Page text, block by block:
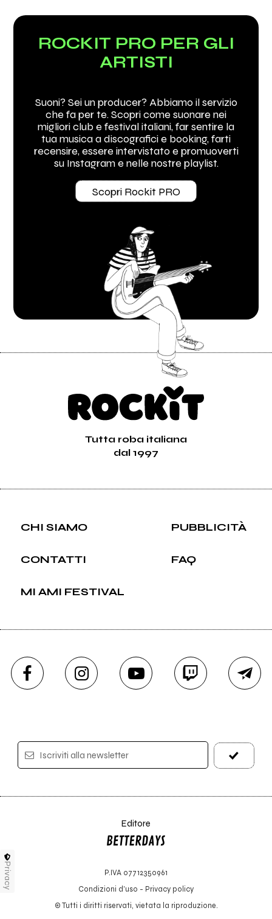
ROCKIT PRO PER GLI
ARTISTI
Suoni? Sei un producer? Abbiamo il servizio
che fa per te. Scopri come suonare nei
migliori club e festival italiani, far sentire la
tua musica a discografici e booking, farti
recensire, essere intervistato e promuoverti
su Instagram e nelle nostre playlist.
Scopri Rockit PRO
Tutta roba italiana
dal 1997
CHI SIAMO PUBBLICITÀ
CONTATTI FAQ
MI AMI FESTIVAL
Iscriviti alla newsletter
Editore
P.IVA 07712350961
Condizioni d'uso - Privacy policy
© Tutti i diritti riservati, vietata la riproduzione.
Privacy